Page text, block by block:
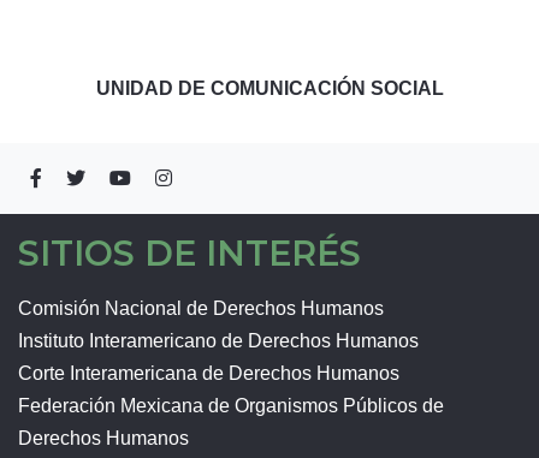
UNIDAD DE COMUNICACIÓN SOCIAL
SITIOS DE INTERÉS
Comisión Nacional de Derechos Humanos
Instituto Interamericano de Derechos Humanos
Corte Interamericana de Derechos Humanos
Federación Mexicana de Organismos Públicos de
Derechos Humanos